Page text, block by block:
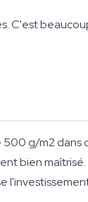
C'est
500 g/m2 dans
bien